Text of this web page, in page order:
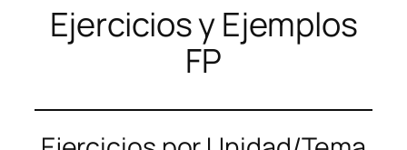
Ejercicios y Ejemplos
FP